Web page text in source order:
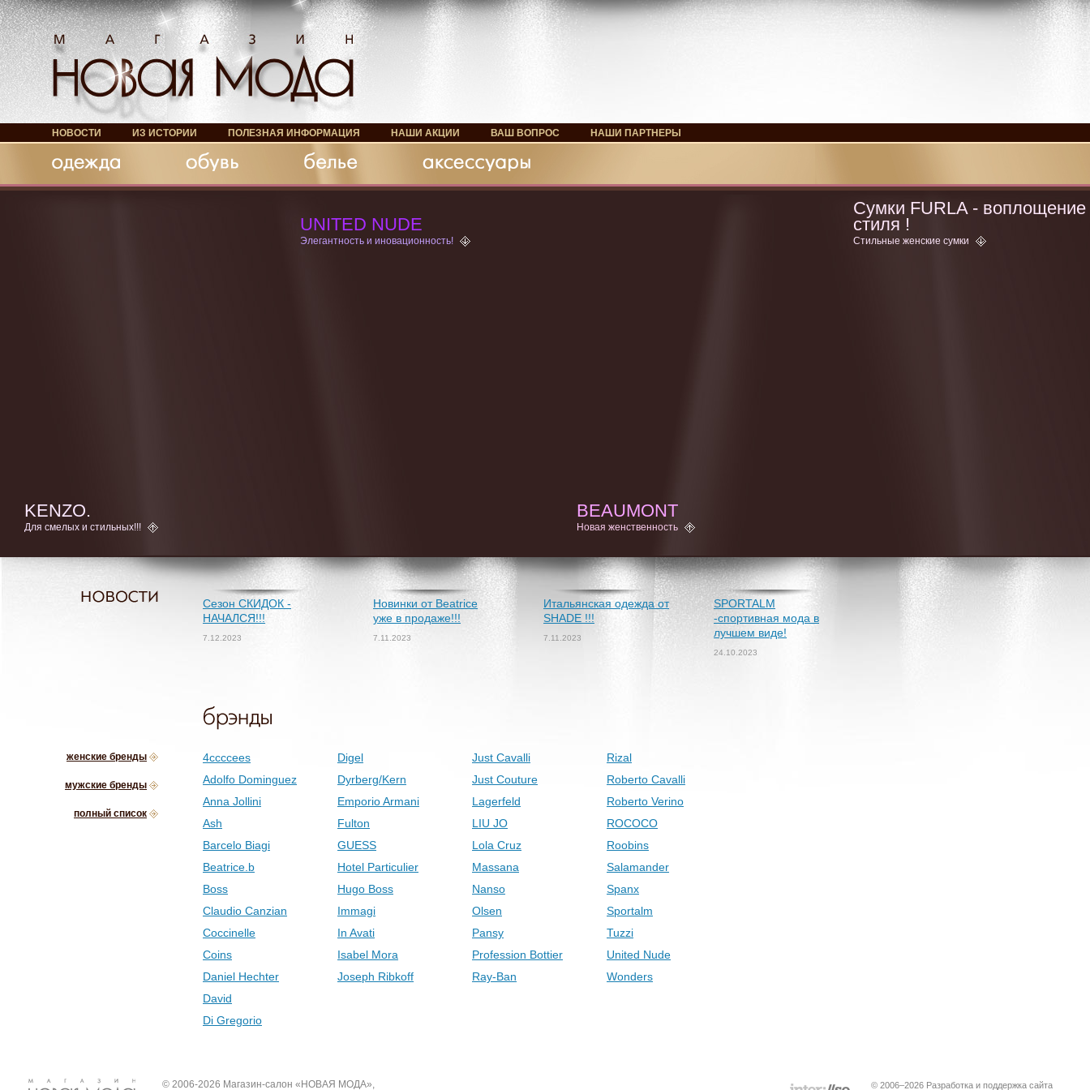
НОВОСТИ ИЗ ИСТОРИИ ПОЛЕЗНАЯ ИНФОРМАЦИЯ НАШИ АКЦИИ ВАШ ВОПРОС НАШИ ПАРТНЕРЫ
Аксессуары
KENZO.
Для смелых и стильных!!!
UNITED NUDE
Элегантность и иновационность!
BEAUMONT
Новая женственность
Сумки FURLA - воплощение
стиля !
Стильные женские сумки
Сезон СКИДОК -
НАЧАЛСЯ!!!
7.12.2023
Новинки от Beatrice
уже в продаже!!!
7.11.2023
Итальянская одежда от
SHADE !!!
7.11.2023
SPORTALM
-спортивная мода в
лучшем виде!
24.10.2023
женские бренды
мужские бренды
полный список
4ccccees
Adolfo Dominguez
Anna Jollini
Ash
Barcelo Biagi
Beatrice.b
Boss
Claudio Canzian
Coccinelle
Coins
Daniel Hechter
David
Di Gregorio
Digel
Dyrberg/Kern
Emporio Armani
Fulton
GUESS
Hotel Particulier
Hugo Boss
Immagi
In Avati
Isabel Mora
Joseph Ribkoff
Just Cavalli
Just Couture
Lagerfeld
LIU JO
Lola Cruz
Massana
Nanso
Olsen
Pansy
Profession Bottier
Ray-Ban
Rizal
Roberto Cavalli
Roberto Verino
ROCOCO
Roobins
Salamander
Spanx
Sportalm
Tuzzi
United Nude
Wonders
© 2006-2026 Магазин-салон «НОВАЯ МОДА», © 2006–2026 Разработка и поддержка сайта